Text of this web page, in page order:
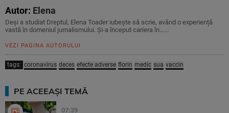
Autor: Elena
Deși a studiat Dreptul, Elena Toader iubește să scrie, având o experiență
vastă în domeniul jurnalismului. Și-a început cariera în…...
VEZI PAGINA AUTORULUI
tags: coronavirus deces efecte adverse florin medic sua vaccin
PE ACEEAȘI TEMĂ
07:39